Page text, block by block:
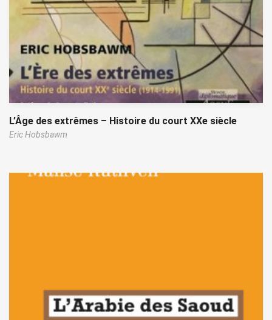
L’Âge des extrêmes – Histoire du court XXe siècle
Eric Hobsbawm